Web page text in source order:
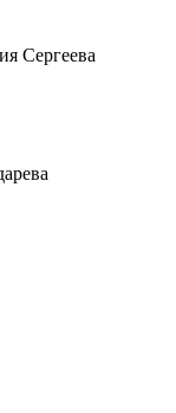
Сергеева